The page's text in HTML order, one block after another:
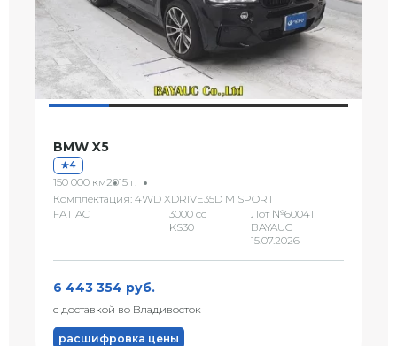
BMW X5
4
150 000 км2015 г.
Комплектация: 4WD XDRIVE35D M SPORT
FAT AC
3000 сс
KS30
Лот №60041
BAYAUC
15.07.2026
6 443 354 руб.
с доставкой во Владивосток
расшифровка цены